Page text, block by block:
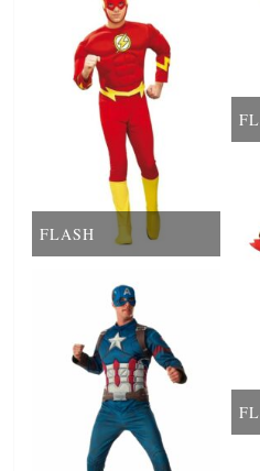
FLASH